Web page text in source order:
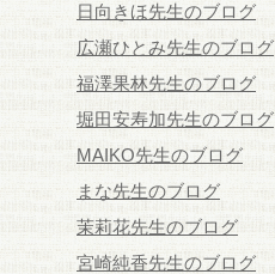
日向きほ先生のブログ
広瀬ひとみ先生のブログ
福澤果林先生のブログ
堀田安寿加先生のブログ
MAIKO先生のブログ
まな先生のブログ
茉莉花先生のブログ
宮崎純香先生のブログ